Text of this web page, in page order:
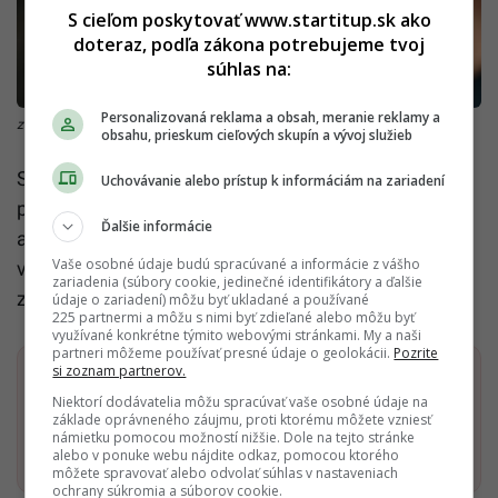
zdroj: Unsplash/Elevate
SZVPS združuje výrobcov piva a sladu na Slovensku
produkujúcich 96 percent trhu so slovenským pivom
a 98 percent trhu so slovenským sladom. Združenie
vzniklo v roku 1991 a je členom európskeho
združenia výrobcov piva Brewers of Europe.
Dostaň Startitup do svojich Google odporúčaní
Pridať ako preferovaný zdroj
Startitup, odkaz sa otvorí v
S cieľom poskytovať www.startitup.sk ako
doteraz, podľa zákona potrebujeme tvoj
súhlas na:
Personalizovaná reklama a obsah, meranie reklamy a
obsahu, prieskum cieľových skupín a vývoj služieb
Uchovávanie alebo prístup k informáciám na zariadení
Ďalšie informácie
Vaše osobné údaje budú spracúvané a informácie z vášho
zariadenia (súbory cookie, jedinečné identifikátory a ďalšie
údaje o zariadení) môžu byť ukladané a používané
225 partnermi a môžu s nimi byť zdieľané alebo môžu byť
využívané konkrétne týmito webovými stránkami. My a naši
partneri môžeme používať presné údaje o geolokácii. Pozrite
si zoznam partnerov.
Niektorí dodávatelia môžu spracúvať vaše osobné údaje na
základe oprávneného záujmu, proti ktorému môžete vzniesť
námietku pomocou možností nižšie. Dole na tejto stránke
alebo v ponuke webu nájdite odkaz, pomocou ktorého
môžete spravovať alebo odvolať súhlas v nastaveniach
ochrany súkromia a súborov cookie.